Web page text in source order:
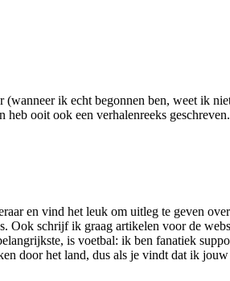
ik echt begonnen ben, weet
ooit ook een verhalenreeks
en vind het leuk om uitleg te geven
schrijf ik graag artikelen voor de
is voetbal: ik ben fanatiek
door het land, dus als je vindt dat ik